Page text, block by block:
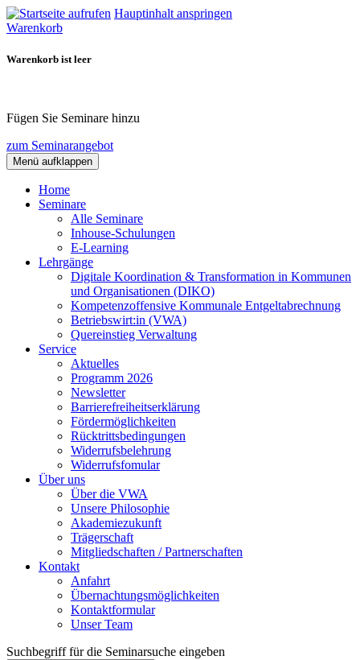
Hauptinhalt anspringen
Warenkorb
Warenkorb ist leer
Fügen Sie Seminare hinzu
zum Seminarangebot
Menü aufklappen
Home
Seminare
Alle Seminare
Inhouse-Schulungen
E-Learning
Lehrgänge
Digitale Koordination & Transformation in Kommunen
und Organisationen (DIKO)
Kompetenzoffensive Kommunale Entgeltabrechnung
Betriebswirt:in (VWA)
Quereinstieg Verwaltung
Service
Aktuelles
Programm 2026
Newsletter
Barrierefreiheitserklärung
Fördermöglichkeiten
Rücktrittsbedingungen
Widerrufsbelehrung
Widerrufsfomular
Über uns
Über die VWA
Unsere Philosophie
Akademiezukunft
Trägerschaft
Mitgliedschaften / Partnerschaften
Kontakt
Anfahrt
Übernachtungsmöglichkeiten
Kontaktformular
Unser Team
Suchbegriff für die Seminarsuche eingeben